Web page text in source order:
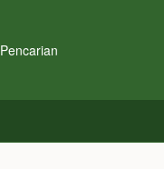
Pencarian